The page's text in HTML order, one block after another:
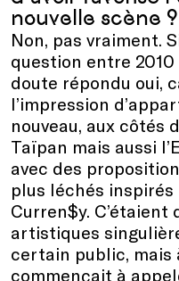
nouvelle scène ?
Non, pas vraiment.
question entre 2010
doute répondu oui,
l’impression
nouveau, aux côtés
Taïpan mais aussi
avec des
plus léchés
Curren$y.
artistiques
certain public, mais
commençait à